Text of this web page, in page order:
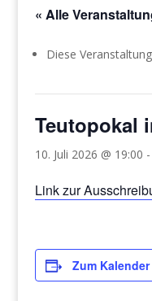
« Alle
Diese
Teutopokal
10. Juli 2026 @ 19:00 -
Link zur
Zum